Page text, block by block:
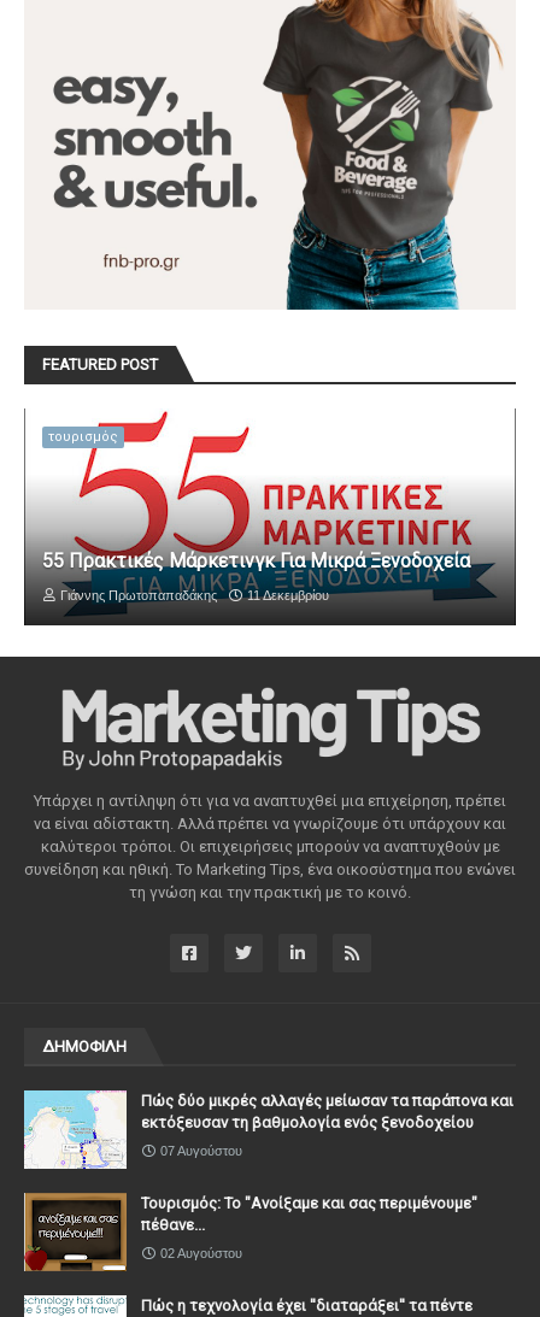
FEATURED POST
τουρισμός
55 Πρακτικές Μάρκετινγκ Για Μικρά Ξενοδοχεία
Γιάννης Πρωτοπαπαδάκης 11 Δεκεμβρίου
Υπάρχει η αντίληψη ότι για να αναπτυχθεί μια επιχείρηση, πρέπει
να είναι αδίστακτη. Αλλά πρέπει να γνωρίζουμε ότι υπάρχουν και
καλύτεροι τρόποι. Οι επιχειρήσεις μπορούν να αναπτυχθούν με
συνείδηση ​​και ηθική. Το Marketing Tips, ένα οικοσύστημα που ενώνει
τη γνώση και την πρακτική με το κοινό.
ΔΗΜΟΦΙΛΗ
Πώς δύο μικρές αλλαγές μείωσαν τα παράπονα και
εκτόξευσαν τη βαθμολογία ενός ξενοδοχείου
07 Αυγούστου
Τουρισμός: Το "Ανοίξαμε και σας περιμένουμε"
πέθανε...
02 Αυγούστου
Πώς η τεχνολογία έχει ''διαταράξει'' τα πέντε